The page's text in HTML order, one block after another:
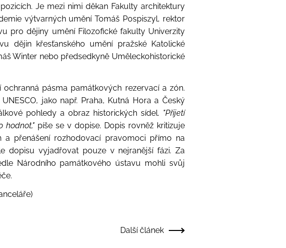
Je mezi nimi děkan Fakulty architektury
výtvarných umění Tomáš Pospiszyl, rektor
pro dějiny umění Filozofické fakulty Univerzity
dějin křesťanského umění pražské Katolické
Winter nebo předsedkyně Uměleckohistorické
pásma památkových rezervací a zón.
jako např. Praha, Kutná Hora a Český
pohledy a obraz historických sídel. "Přijetí
hodnot," píše se v dopise. Dopis rovněž kritizuje
přenášení rozhodovací pravomoci přímo na
dopisu vyjadřovat pouze v nejranější fázi. Za
Národního památkového ústavu mohli svůj
Další článek